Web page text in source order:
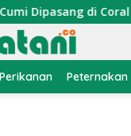
di Coral Garden
Perikanan Peternakan